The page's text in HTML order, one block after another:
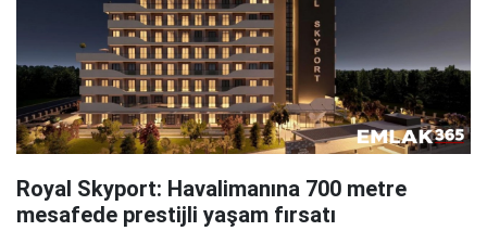
Royal Skyport: Havalimanına 700 metre
mesafede prestijli yaşam fırsatı